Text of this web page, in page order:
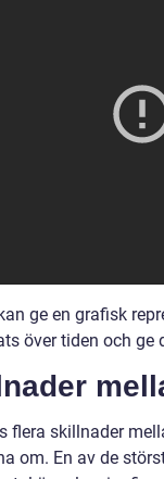
ge en grafisk
över tiden och ge
flera skillnader
om. En av de